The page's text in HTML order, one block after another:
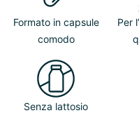
Formato in capsule
comodo
Per
Senza lattosio